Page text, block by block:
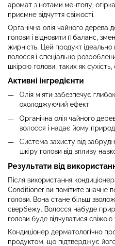
аромат з нотами ментолу,
приємне відчуття свіжості.
Органічна олія чайного дерева
голови і відновити її баланс,
жирність. Цей продукт ідеально
волосся і спеціально
шкірою голови, таких як
Активні інгредієнти
Олія м'яти забезпечує
охолоджуючий ефект
Органічна олія чайного
волосся і надає йому
Система захисту від
шкіру голови від впливу
Результати від
Після використання
Conditioner ви помітите значне
голови. Вона стане більш
свербежу. Волосся набуде
голови буде відчуватися
Кондиціонер дерматологічно
продуктом, що підтверджує